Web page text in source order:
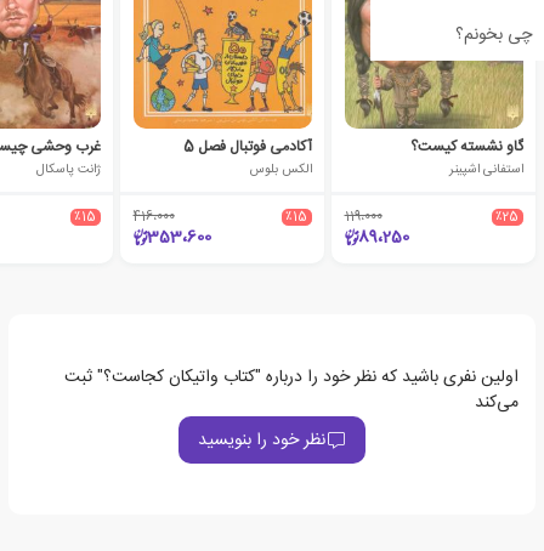
چی بخونم؟
گاو نشسته کیست؟
استفانی اشپینر
٪25 119،000
89،250
آکادمی فوتبال فصل 5
الکس بلوس
٪15 416،000
353،600
غرب وحشی
ژانت پاسکال
٪15
اولین نفری باشید که نظر خود را درباره "کتاب واتیکان کجاست؟" ثبت
می‌کند
نظر خود را بنویسید